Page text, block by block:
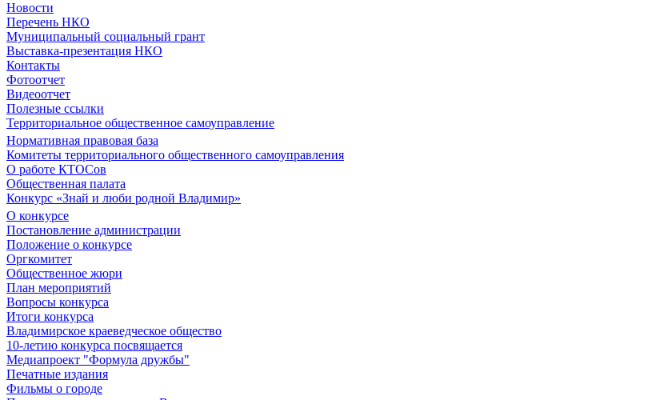
Новости
Перечень НКО
Муниципальный социальный грант
Выставка-презентация НКО
Контакты
Фотоотчет
Видеоотчет
Полезные ссылки
Территориальное общественное самоуправление
Нормативная правовая база
Комитеты территориального общественного самоуправления
О работе КТОСов
Общественная палата
Конкурс «Знай и люби родной Владимир»
О конкурсе
Постановление администрации
Положение о конкурсе
Оргкомитет
Общественное жюри
План мероприятий
Вопросы конкурса
Итоги конкурса
Владимирское краеведческое общество
10-летию конкурса посвящается
Медиапроект "Формула дружбы"
Печатные издания
Фильмы о городе